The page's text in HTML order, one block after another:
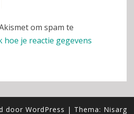
om spam te
hoe je reactie gegevens
door WordPress | Thema: Nisarg